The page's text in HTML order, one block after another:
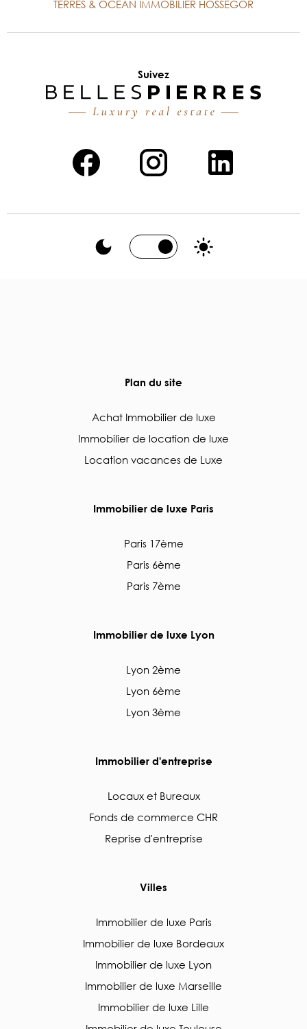
TERRES & OCEAN IMMOBILIER HOSSEGOR
Suivez
Plan du site
Achat Immobilier de luxe
Immobilier de location de luxe
Location vacances de Luxe
Immobilier de luxe Paris
Paris 17ème
Paris 6ème
Paris 7ème
Immobilier de luxe Lyon
Lyon 2ème
Lyon 6ème
Lyon 3ème
Immobilier d'entreprise
Locaux et Bureaux
Fonds de commerce CHR
Reprise d'entreprise
Villes
Immobilier de luxe Paris
Immobilier de luxe Bordeaux
Immobilier de luxe Lyon
Immobilier de luxe Marseille
Immobilier de luxe Lille